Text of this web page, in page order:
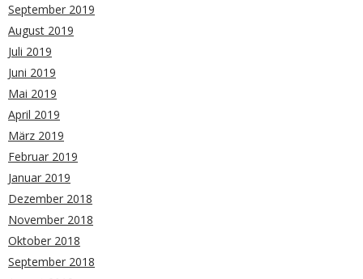
September 2019
August 2019
Juli 2019
Juni 2019
Mai 2019
April 2019
März 2019
Februar 2019
Januar 2019
Dezember 2018
November 2018
Oktober 2018
September 2018